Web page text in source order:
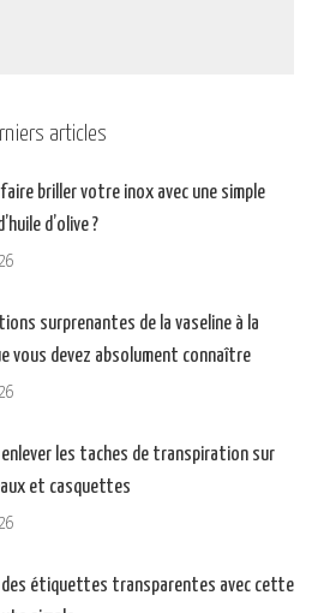
articles
briller votre inox avec une simple
d’olive ?
surprenantes de la vaseline à la
vous devez absolument connaître
enlever les taches de transpiration sur
et casquettes
des étiquettes transparentes avec cette